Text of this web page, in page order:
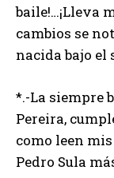
baile!…¡Lleva
cambios se
nacida bajo el
*.-La siempre
Pereira,
como leen
Pedro Sula